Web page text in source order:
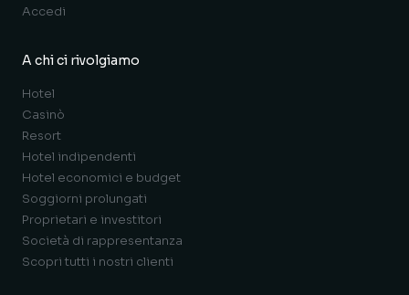
Accedi
A chi ci rivolgiamo
Hotel
Casinò
Resort
Hotel indipendenti
Hotel economici e budget
Soggiorni prolungati
Proprietari e investitori
Società di rappresentanza
Scopri tutti i nostri clienti